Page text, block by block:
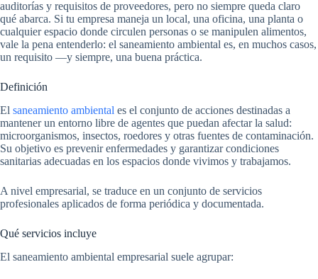
auditorías y requisitos de proveedores, pero no siempre queda claro
qué abarca. Si tu empresa maneja un local, una oficina, una planta o
cualquier espacio donde circulen personas o se manipulen alimentos,
vale la pena entenderlo: el saneamiento ambiental es, en muchos casos,
un requisito —y siempre, una buena práctica.
Definición
El saneamiento ambiental es el conjunto de acciones destinadas a
mantener un entorno libre de agentes que puedan afectar la salud:
microorganismos, insectos, roedores y otras fuentes de contaminación.
Su objetivo es prevenir enfermedades y garantizar condiciones
sanitarias adecuadas en los espacios donde vivimos y trabajamos.
A nivel empresarial, se traduce en un conjunto de servicios
profesionales aplicados de forma periódica y documentada.
Qué servicios incluye
El saneamiento ambiental empresarial suele agrupar: